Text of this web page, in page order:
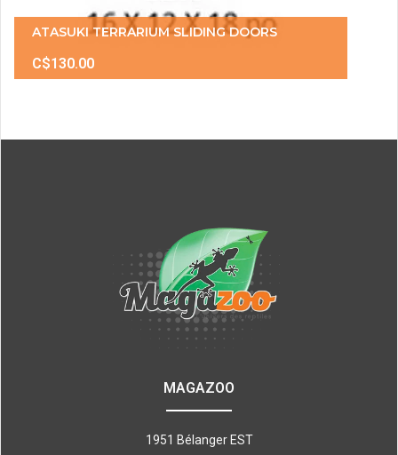
ATASUKI TERRARIUM SLIDING DOORS
C$130.00
MAGAZOO
1951 Bélanger EST